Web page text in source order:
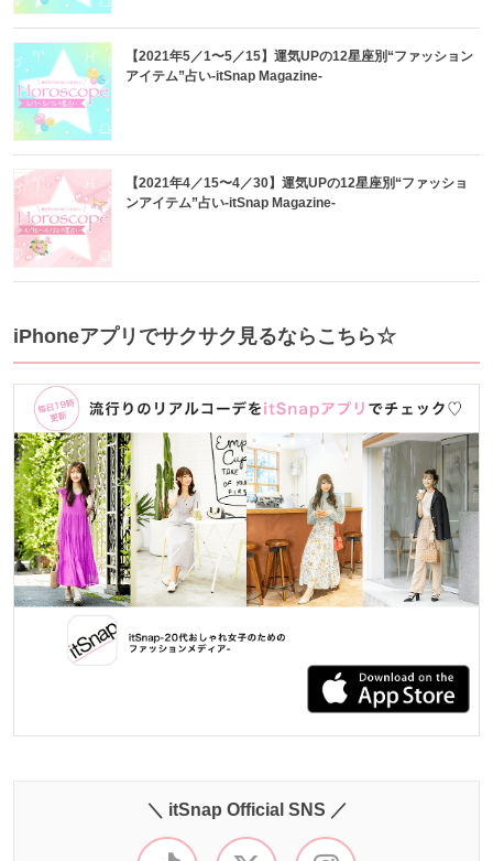
【2021年5／1〜5／15】運気UPの12星座別“ファッション
アイテム”占い-itSnap Magazine-
【2021年4／15〜4／30】運気UPの12星座別“ファッショ
ンアイテム”占い-itSnap Magazine-
iPhoneアプリでサクサク見るならこちら☆
＼ itSnap Official SNS ／